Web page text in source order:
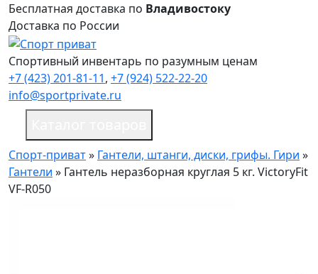
Бесплатная доставка по Владивостоку
Доставка по России
Спортивный инвентарь по разумным ценам
+7 (423) 201-81-11, +7 (924) 522-22-20
info@sportprivate.ru
Спорт-приват» Гантели, штанги, диски, грифы. Гири »
Гантели » Гантель неразборная круглая 5 кг. VictoryFit
VF-R050